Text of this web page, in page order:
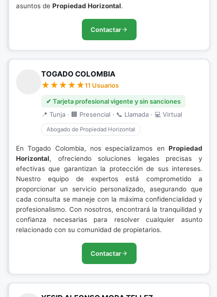
asuntos de Propiedad Horizontal.
Contactar
TOGADO COLOMBIA
11 Usuarios
✔ Tarjeta profesional vigente y sin sanciones
📍 Tunja · 🏢 Presencial · 📞 Llamada · 💻 Virtual
Abogado de Propiedad Horizontal
En Togado Colombia, nos especializamos en Propiedad
Horizontal, ofreciendo soluciones legales precisas y
efectivas que garantizan la protección de sus intereses.
Nuestro equipo de expertos está comprometido a
proporcionar un servicio personalizado, asegurando que
cada consulta se maneje con la máxima confidencialidad y
profesionalismo. Con nosotros, encontrará la tranquilidad y
confianza necesarias para resolver cualquier asunto
relacionado con su comunidad de propietarios.
Contactar